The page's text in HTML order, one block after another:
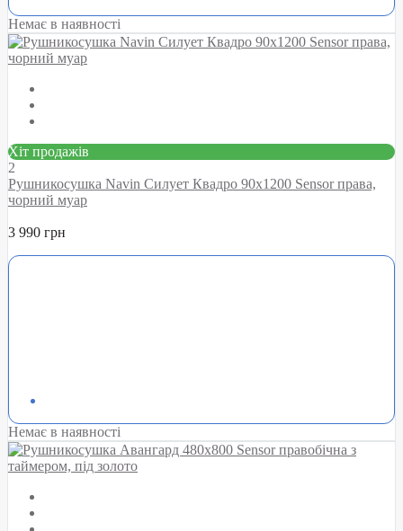
Немає в наявності
Хіт продажів
2
Рушникосушка Navin Силует Квадро 90х1200 Sensor права,
чорний муар
3 990 грн
Немає в наявності